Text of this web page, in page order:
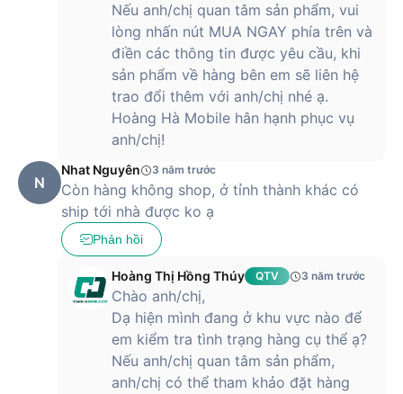
Nếu anh/chị quan tâm sản phẩm, vui
lòng nhấn nút MUA NGAY phía trên và
điền các thông tin được yêu cầu, khi
sản phẩm về hàng bên em sẽ liên hệ
trao đổi thêm với anh/chị nhé ạ.
Hoàng Hà Mobile hân hạnh phục vụ
anh/chị!
N
Nhat Nguyên 3 năm trước
Còn hàng không shop, ở tỉnh thành khác có
ship tới nhà được ko ạ
Phản hồi
Hoàng Thị Hồng Thúy QTV 3 năm trước
Chào anh/chị,
Dạ hiện mình đang ở khu vực nào để
em kiểm tra tình trạng hàng cụ thể ạ?
Nếu anh/chị quan tâm sản phẩm,
anh/chị có thể tham khảo đặt hàng